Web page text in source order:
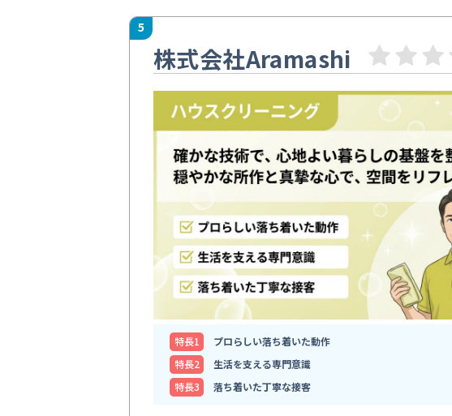
5
株式会社Aramashi
特⻑1
プロらしい落ち着いた動作
特⻑2
生活を支える専門意識
特⻑3
落ち着いた丁寧な接客